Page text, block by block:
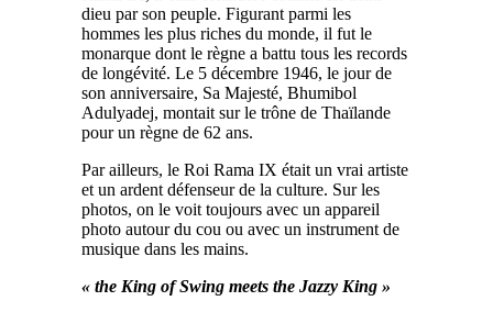
dieu par son peuple. Figurant parmi les
hommes les plus riches du monde, il fut le
monarque dont le règne a battu tous les records
de longévité. Le 5 décembre 1946, le jour de
son anniversaire, Sa Majesté, Bhumibol
Adulyadej, montait sur le trône de Thaïlande
pour un règne de 62 ans.
Par ailleurs, le Roi Rama IX était un vrai artiste
et un ardent défenseur de la culture. Sur les
photos, on le voit toujours avec un appareil
photo autour du cou ou avec un instrument de
musique dans les mains.
« the King of Swing meets the Jazzy King »